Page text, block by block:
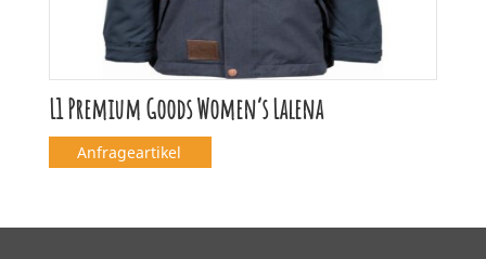
L1 Premium Goods Women’s Lalena
Anfrageartikel